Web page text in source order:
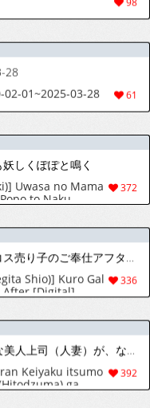
to Naku
After [Digital]
[diletta (心友)] 托卵契約 いつも真面目な美人上司（人妻）が、なぜか托卵を迫ってきたので遠慮なく孕ませたった。
392
Keiyaku itsumo
kitanode
花山 澄玲】
311
秘密倶楽部
のメス○隷になる